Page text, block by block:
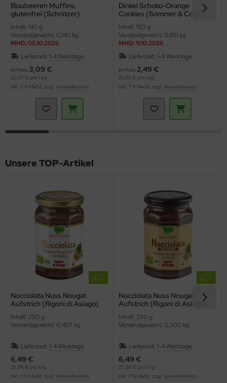
Blaubeeren Muffins,
glutenfrei (Schnitzer)
Inhalt: 140 g
Versandgewicht: 0,140 kg
MHD: 05.10.2026
Lieferzeit: 1-4 Werktage
Ihr Preis 3,09 €
22,07 € pro 1 kg
inkl. 7 % MwSt. zzgl. Versandkosten
Dinkel Schoko-Orange
Cookies (Sommer & Co.)
Inhalt: 150 g
Versandgewicht: 0,180 kg
MHD: 11.10.2026
Lieferzeit: 1-4 Werktage
Ihr Preis 2,49 €
16,60 € pro 1 kg
inkl. 7 % MwSt. zzgl. Versandkosten
Unsere TOP-Artikel
Nocciolata Nuss Nougat
Aufstrich (Rigoni di Asiago)
Inhalt: 250 g
Versandgewicht: 0,457 kg
Lieferzeit: 1-4 Werktage
6,49 €
25,96 € pro 1 kg
inkl. 7 % MwSt. zzgl. Versandkosten
Nocciolata Nuss Nougat
Aufstrich (Rigoni di Asiago)
Inhalt: 250 g
Versandgewicht: 0,500 kg
Lieferzeit: 1-4 Werktage
6,49 €
25,96 € pro 1 kg
inkl. 7 % MwSt. zzgl. Versandkosten